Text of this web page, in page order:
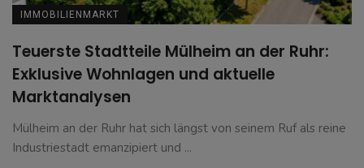
IMMOBILIENMARKT
Teuerste Stadtteile Mülheim an der Ruhr:
Exklusive Wohnlagen und aktuelle
Marktanalysen
Mülheim an der Ruhr hat sich längst von seinem Ruf als reine
Industriestadt emanzipiert und ...